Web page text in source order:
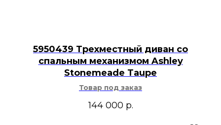
5950439 Трехместный диван со
спальным механизмом Ashley
Stonemeade Taupe
Товар под заказ
144 000 р.